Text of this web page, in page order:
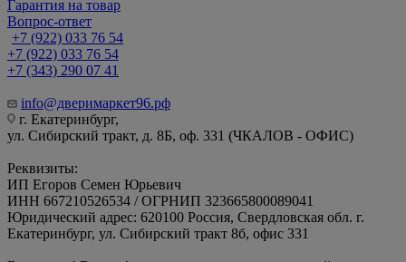
Гарантия на товар
Вопрос-ответ
+7 (922) 033 76 54
+7 (922) 033 76 54
+7 (343) 290 07 41
info@дверимаркет96.рф
г. Екатеринбург,
ул. Сибирский тракт, д. 8Б, оф. 331 (ЧКАЛОВ - ОФИС)
Реквизиты:
ИП Егоров Семен Юрьевич
ИНН 667210526534 / ОГРНИП 323665800089041
Юридический адрес: 620100 Россия, Свердловская обл. г.
Екатеринбург, ул. Сибирский тракт 8б, офис 331